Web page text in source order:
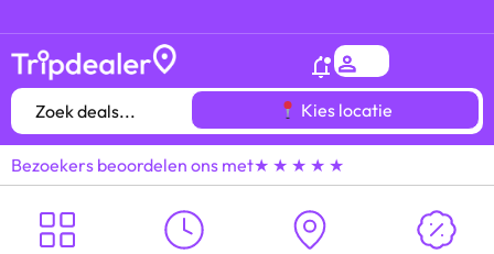
Hetgróótste voordeeluitjes overzichtvan heel
Kies locatie
Bezoekers beoordelen ons met★ ★ ★ ★ ★